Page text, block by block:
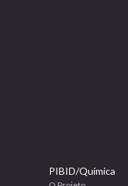
PIBID/Química